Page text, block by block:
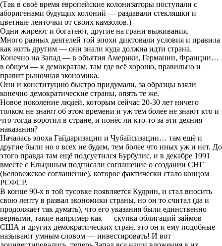
(Так в своё время европейские колонизаторы поступали с
аборигенами будущих колоний — раздавали стекляшки и
цветные ленточки от своих камзолов.)
Одни жиреют и богатеют, другие на грани выживания.
Много разных деятелей той эпохи диктовали условия и правила
как жить другим — они знали куда должна идти страна.
Конечно на Запад — в объятия Америки, Германии, Франции…
в общем — к демократам, там где всё хорошо, правильно и
правит рыночная экономика.
Они и конституцию быстро придумали, за образцы взяли
конечно демократические страны, опять те же.
Новое поколение людей, которым сейчас 20-30 лет ничего
толком не знают об этом времени и уж тем более не знают кто и
что тогда воротил в стране, и понёс ли кто-то за эти деяния
наказания?
Началась эпоха Гайдаризации и Чубайсизации… там ещё и
другие были но о всех не будем, тем более что иных уж и нет. До
этого правда там ещё подсуетился Бурбулис, и в декабре 1991
вместе с Ельциным подписали соглашение о создании СНГ
(Беловежское соглашение), которое фактически стало концом
РСФСР.
В конце 90-х в той тусовке появляется Кудрин, и стал вносить
свою лепту в развал экономики страны, но он то считал (да и
продолжает так думать), что его указания были единственно
верными, такие например как — скупка облигаций займов
США и других демократических стран, это он и ему подобные
называют умным словом — инвестировать! И вот